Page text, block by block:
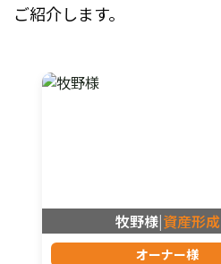
ご紹介します。
牧野様|資産形成
オーナー様